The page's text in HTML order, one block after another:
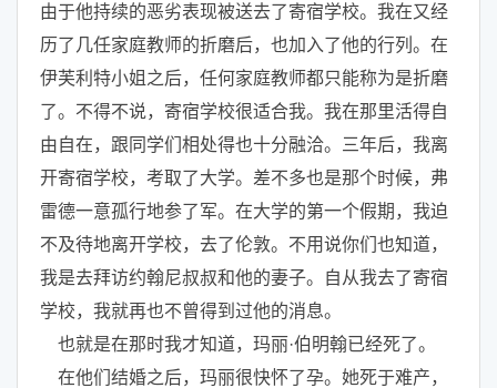
由于他持续的恶劣表现被送去了寄宿学校。我在又经
历了几任家庭教师的折磨后，也加入了他的行列。在
伊芙利特小姐之后，任何家庭教师都只能称为是折磨
了。不得不说，寄宿学校很适合我。我在那里活得自
由自在，跟同学们相处得也十分融洽。三年后，我离
开寄宿学校，考取了大学。差不多也是那个时候，弗
雷德一意孤行地参了军。在大学的第一个假期，我迫
不及待地离开学校，去了伦敦。不用说你们也知道，
我是去拜访约翰尼叔叔和他的妻子。自从我去了寄宿
学校，我就再也不曾得到过他的消息。
也就是在那时我才知道，玛丽·伯明翰已经死了。
在他们结婚之后，玛丽很快怀了孕。她死于难产，